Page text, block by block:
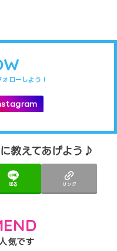
教えてあげよう♪
送る リンク